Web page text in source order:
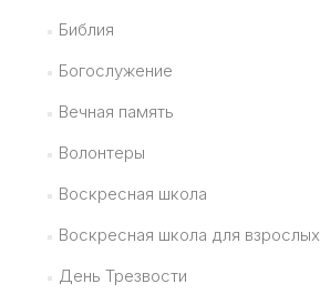
Библия
Богослужение
Вечная память
Волонтеры
Воскресная школа
Воскресная школа для взрослых
День Трезвости